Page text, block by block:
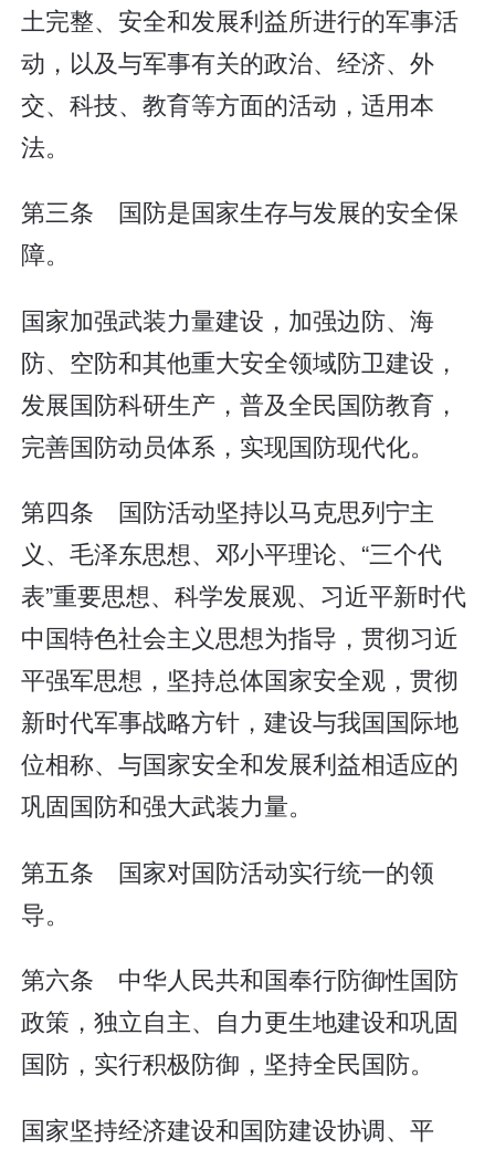
土完整、安全和发展利益所进行的军事活
动，以及与军事有关的政治、经济、外
交、科技、教育等方面的活动，适用本
法。
第三条 国防是国家生存与发展的安全保
障。
国家加强武装力量建设，加强边防、海
防、空防和其他重大安全领域防卫建设，
发展国防科研生产，普及全民国防教育，
完善国防动员体系，实现国防现代化。
第四条 国防活动坚持以马克思列宁主
义、毛泽东思想、邓小平理论、“三个代
表”重要思想、科学发展观、习近平新时代
中国特色社会主义思想为指导，贯彻习近
平强军思想，坚持总体国家安全观，贯彻
新时代军事战略方针，建设与我国国际地
位相称、与国家安全和发展利益相适应的
巩固国防和强大武装力量。
第五条 国家对国防活动实行统一的领
导。
第六条 中华人民共和国奉行防御性国防
政策，独立自主、自力更生地建设和巩固
国防，实行积极防御，坚持全民国防。
国家坚持经济建设和国防建设协调、平